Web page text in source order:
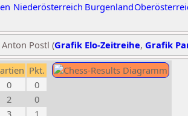
Niederösterreich Burgenland
Postl (Grafik Elo-Zeitreihe, Grafik
Pkt.
0
0
2
0
3
1